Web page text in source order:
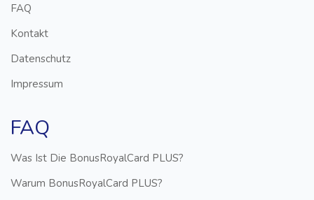
FAQ
Kontakt
Datenschutz
Impressum
FAQ
Was Ist Die BonusRoyalCard PLUS?
Warum BonusRoyalCard PLUS?